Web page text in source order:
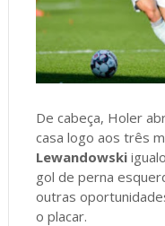
De cabeça, Holer
casa logo aos três
Lewandowski
gol de perna
outras
o placar.